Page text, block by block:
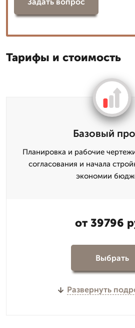
Тарифы и стоимость
Базовый
Планировка и рабочие
согласования и начала
экономии
от 39796
Выбрать
Развернуть